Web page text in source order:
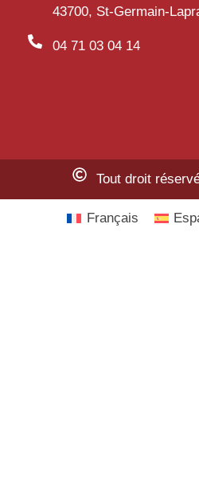
43700, St-Germain-
04 71 03 04 14
Tout droit
Français